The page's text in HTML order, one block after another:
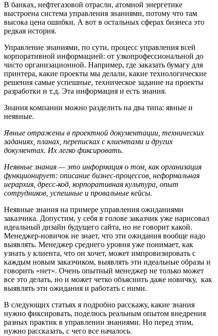
В банках, нефтегазовой отрасли, атомной энергетике
выстроена система управления знаниями, потому что там
высока цена ошибки. А вот в остальных сферах бизнеса это
редкая история.
Управление знаниями, по сути, процесс управления всей
корпоративной информацией: от узкопрофессиональной до
чисто организационной. Например, где заказать бумагу для
принтера, какие проекты мы делали, какие технологические
решения самые успешные, техническое задание на проекты
разработки и т.д. Эта информация и есть знания.
Знания компании можно разделить на два типа: явные и
неявные.
Явные отражены в проектной документации, технических
заданиях, планах, переписках с клиентами и других
документах. Их легко фиксировать.
Неявные знания — это информация о том, как организация
функционирует: описание бизнес-процессов, неформальная
иерархия, дресс-код, корпоративная культура, опыт
сотрудников, успешные и провальные кейсы.
Неявные знания на примере управления ожиданиями
заказчика. Допустим, у себя в голове заказчик уже нарисовал
идеальный дизайн будущего сайта, но не говорит какой.
Менеджер-новичок не знает, что эти ожидания вообще надо
выявлять. Менеджер среднего уровня уже понимает, как
узнать у клиента, что он хочет, может импровизировать с
каждым новым заказчиком, выявлять эти идеальные образы и
говорить «нет». Очень опытный менеджер не только может
все это делать, но и может четко объяснить даже новичку, как
выявлять эти ожидания и работать с ними.
В следующих статьях я подробно расскажу, какие знания
нужно фиксировать, поделюсь реальным опытом внедрения
разных практик в управлении знаниями. Но перед этим,
нужно рассказать, с чего все началось.